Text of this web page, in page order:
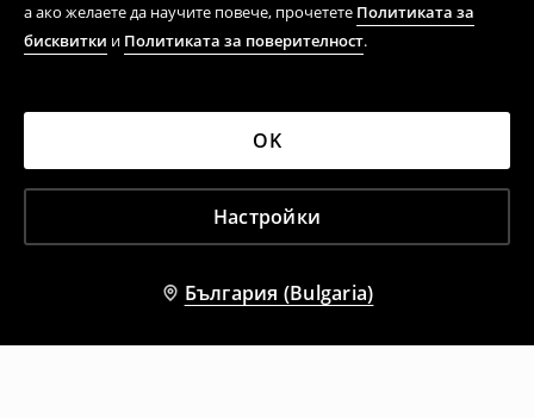
а ако желаете да научите повече, прочетете Политиката за
бисквитки и Политиката за поверителност.
Настройки
OK
България (Bulgaria)